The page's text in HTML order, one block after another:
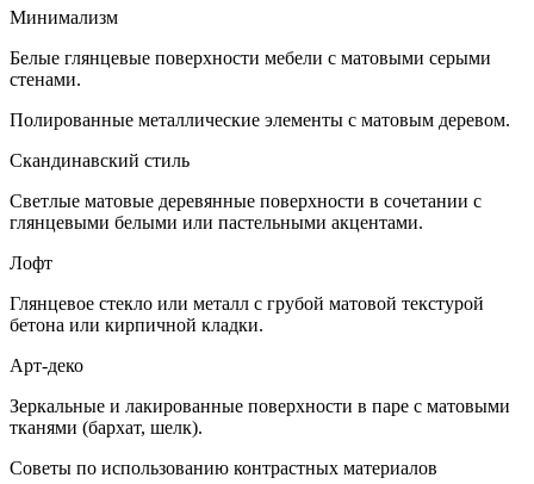
Минимализм
Белые глянцевые поверхности мебели с матовыми серыми
стенами.
Полированные металлические элементы с матовым деревом.
Скандинавский стиль
Светлые матовые деревянные поверхности в сочетании с
глянцевыми белыми или пастельными акцентами.
Лофт
Глянцевое стекло или металл с грубой матовой текстурой
бетона или кирпичной кладки.
Арт-деко
Зеркальные и лакированные поверхности в паре с матовыми
тканями (бархат, шелк).
Советы по использованию контрастных материалов